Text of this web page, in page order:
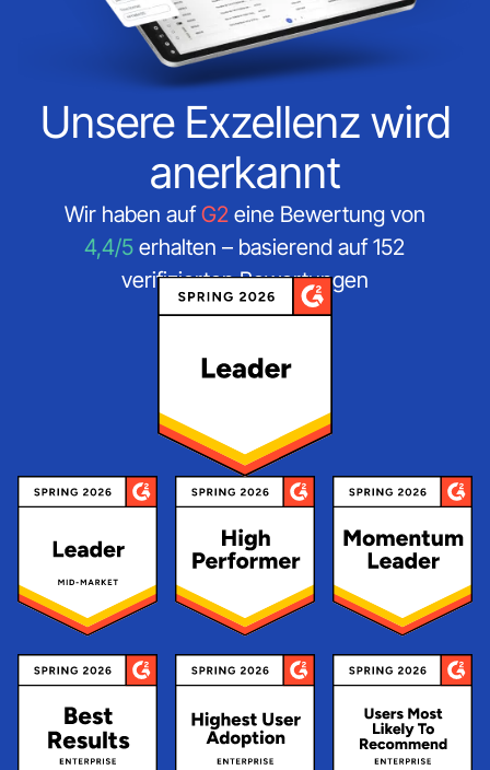
Unsere Exzellenz wird
anerkannt
Wir haben aufG2eine Bewertung von
4,4/5 erhalten – basierend auf 152
verifizierten Bewertungen